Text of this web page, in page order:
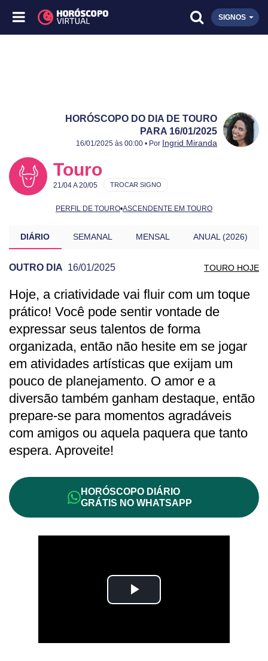
SIGNOS
HORÓSCOPO DO DIA DE TOURO
PARA 16/01/2025
Publicado:
16/01/2025
Atualizado:
16/01/2025
16/01/2025 às 00:00 • Por Ingrid Miranda
Touro
21/04 A 20/05
PERFIL DE TOURO•ASCENDENTE EM TOURO
TROCAR SIGNO
DIÁRIO SEMANAL MENSAL ANUAL (2026)
OUTRO DIA 16/01/2025 TOURO HOJE
PREVISÃO DE TOURO PARA OUTRO DIA
Hoje, a criatividade vai fluir com um toque
prático! Você pode sentir vontade de
expressar seus talentos de forma
organizada, então não hesite em se jogar
em atividades artísticas que exijam um
pouco de planejamento. O amor e a
diversão também ganham destaque, então
prepare-se para momentos agradáveis
com amigos ou aquela paquera que tanto
espera. Aproveite!
HORÓSCOPO DIÁRIO
GRÁTIS NO WHATSAPP